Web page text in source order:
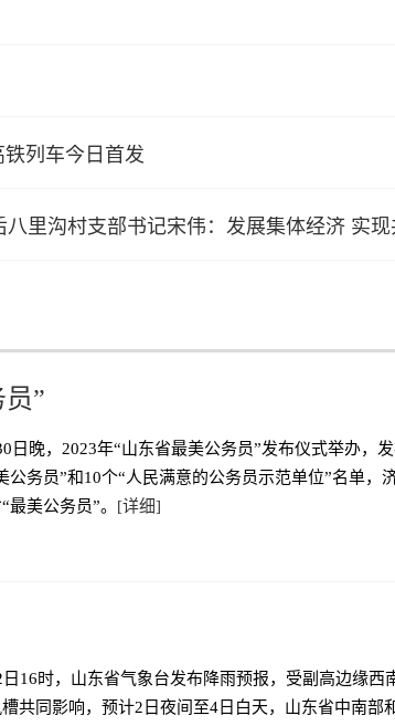
列车今日首发
里沟村支部书记宋伟：发展集体经济 实现
”
日晚，2023年“山东省最美公务员”发布仪式举办，
公务员”和10个“人民满意的公务员示范单位”名单，
最美公务员”。 [详细]
日16时，山东省气象台发布降雨预报，受副高边缘西
共同影响，预计2日夜间至4日白天，山东省中南部